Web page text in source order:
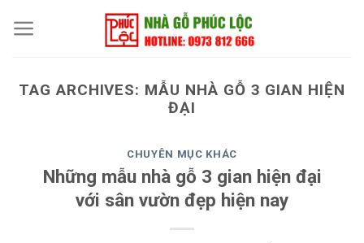
TAG ARCHIVES: MẪU NHÀ GỖ 3 GIAN HIỆN
ĐẠI
CHUYÊN MỤC KHÁC
Những mẫu nhà gỗ 3 gian hiện đại
với sân vườn đẹp hiện nay